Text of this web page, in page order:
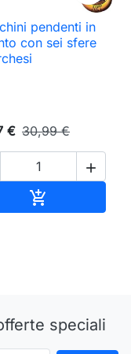
pendenti in
con sei sfere
€ 30,99 €


speciali